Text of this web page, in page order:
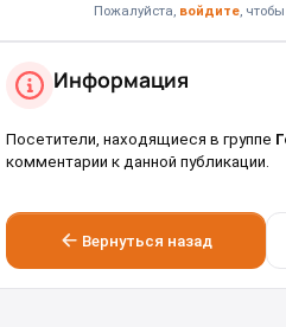
Пожалуйста, войдите,
Информация
Посетители, находящиеся в группе
комментарии к данной публикации.
Вернуться назад